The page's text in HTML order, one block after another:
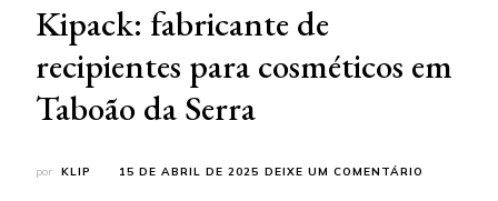
Kipack: fabricante de
recipientes para cosméticos em
Taboão da Serra
por KLIP 15 DE ABRIL DE 2025 DEIXE UM COMENTÁRIO